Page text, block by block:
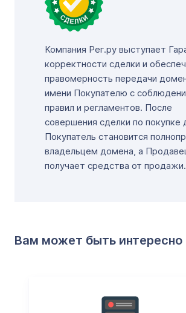
Компания Рег.ру выступает
корректности сделки и
правомерность передачи
имени Покупателю с
правил и регламентов. После
совершения сделки по покупке
Покупатель становится
владельцем домена, а
получает средства от продажи.
Вам может быть интересно